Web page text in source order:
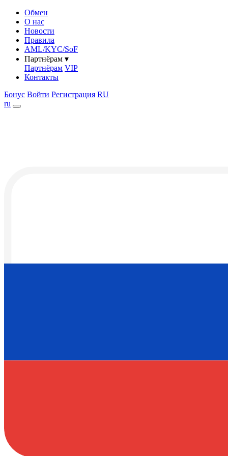
Обмен
О нас
Новости
Правила
AML/KYC/SoF
Партнёрам ▾
Партнёрам VIP
Контакты
Бонус Войти Регистрация RU
ru